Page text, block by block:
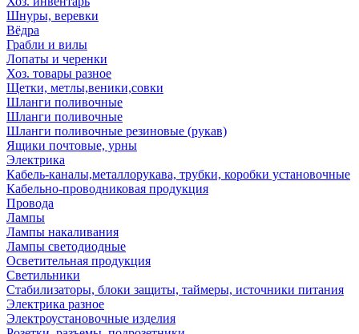
Шнуры, веревки
Вёдра
Грабли и вилы
Лопаты и черенки
Хоз. товары разное
Щетки, метлы,веники,совки
Шланги поливочные
Шланги поливочные
Шланги поливочные резиновые (рукав)
Ящики почтовые, урны
Электрика
Кабель-каналы,металлорукава, трубки, коробки установочные
Кабельно-проводниковая продукция
Провода
Лампы
Лампы накаливания
Лампы светодиодные
Осветительная продукция
Светильники
Стабилизаторы, блоки защиты, таймеры, источники питания
Электрика разное
Электроустановочные изделия